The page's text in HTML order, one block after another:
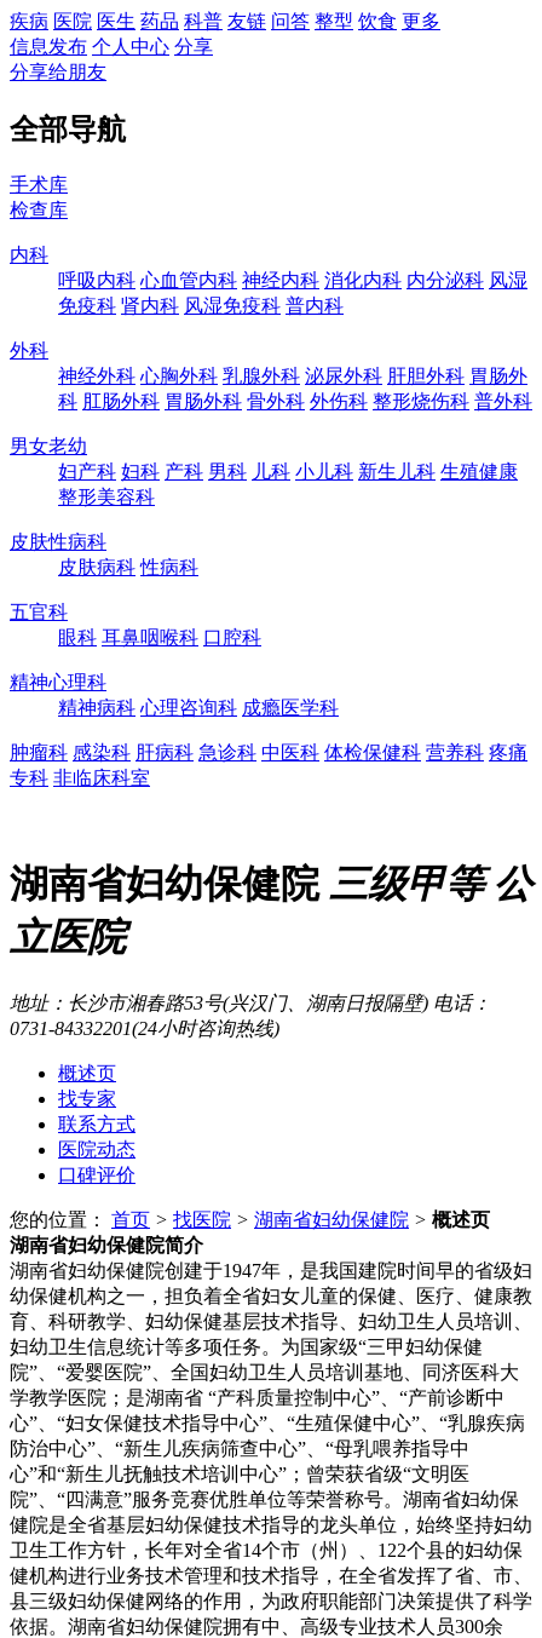
疾病 医院 医生 药品 科普 友链 问答 整型 饮食 更多
信息发布 个人中心 分享
分享给朋友
全部导航
手术库
检查库
内科
呼吸内科 心血管内科 神经内科 消化内科 内分泌科 风湿
免疫科 肾内科 风湿免疫科 普内科
外科
神经外科 心胸外科 乳腺外科 泌尿外科 肝胆外科 胃肠外
科 肛肠外科 胃肠外科 骨外科 外伤科 整形烧伤科 普外科
男女老幼
妇产科 妇科 产科 男科 儿科 小儿科 新生儿科 生殖健康
整形美容科
皮肤性病科
皮肤病科 性病科
五官科
眼科 耳鼻咽喉科 口腔科
精神心理科
精神病科 心理咨询科 成瘾医学科
肿瘤科 感染科 肝病科 急诊科 中医科 体检保健科 营养科 疼痛
专科 非临床科室
湖南省妇幼保健院 三级甲等 公
立医院
地址：长沙市湘春路53号(兴汉门、湖南日报隔壁) 电话：
0731-84332201(24小时咨询热线)
概述页
找专家
联系方式
医院动态
口碑评价
您的位置： 首页 > 找医院 > 湖南省妇幼保健院 > 概述页
湖南省妇幼保健院简介
湖南省妇幼保健院创建于1947年，是我国建院时间早的省级妇
幼保健机构之一，担负着全省妇女儿童的保健、医疗、健康教
育、科研教学、妇幼保健基层技术指导、妇幼卫生人员培训、
妇幼卫生信息统计等多项任务。为国家级“三甲妇幼保健
院”、“爱婴医院”、全国妇幼卫生人员培训基地、同济医科大
学教学医院；是湖南省 “产科质量控制中心”、“产前诊断中
心”、“妇女保健技术指导中心”、“生殖保健中心”、“乳腺疾病
防治中心”、“新生儿疾病筛查中心”、“母乳喂养指导中
心”和“新生儿抚触技术培训中心”；曾荣获省级“文明医
院”、“四满意”服务竞赛优胜单位等荣誉称号。湖南省妇幼保
健院是全省基层妇幼保健技术指导的龙头单位，始终坚持妇幼
卫生工作方针，长年对全省14个市（州）、122个县的妇幼保
健机构进行业务技术管理和技术指导，在全省发挥了省、市、
县三级妇幼保健网络的作用，为政府职能部门决策提供了科学
依据。湖南省妇幼保健院拥有中、高级专业技术人员300余